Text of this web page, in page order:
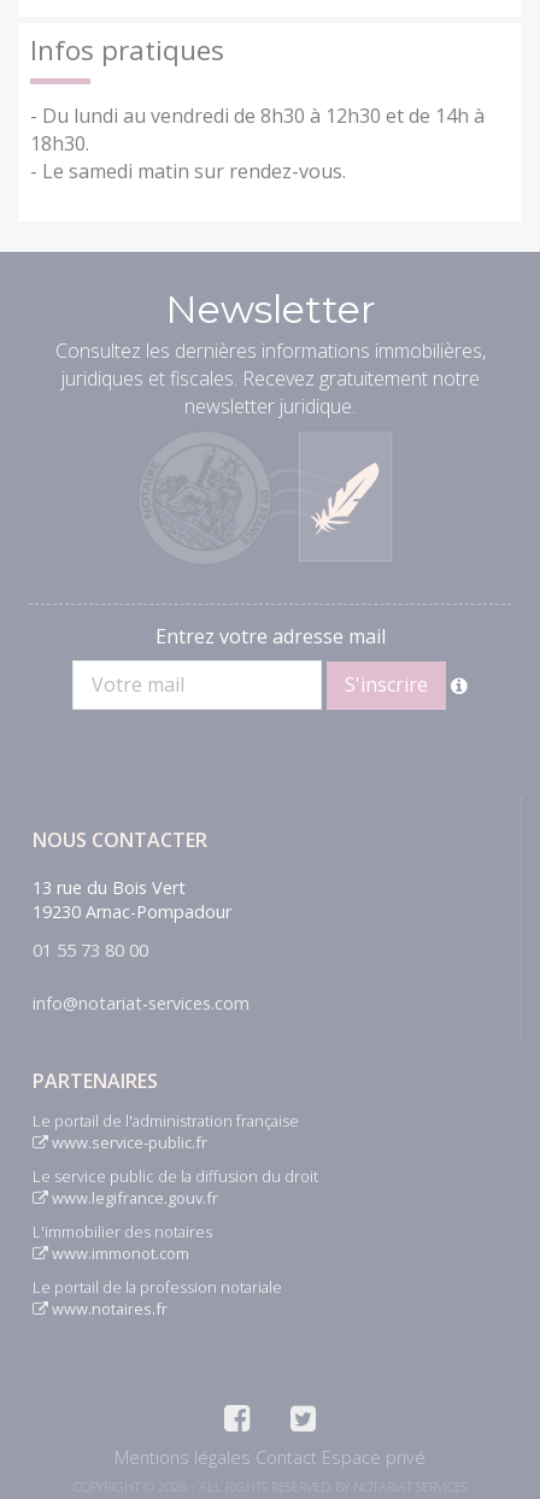
Infos pratiques
- Du lundi au vendredi de 8h30 à 12h30 et de 14h à
18h30.
- Le samedi matin sur rendez-vous.
Newsletter
Consultez les dernières informations immobilières,
juridiques et fiscales. Recevez gratuitement notre
newsletter juridique.
Entrez votre adresse mail
NOUS CONTACTER
13 rue du Bois Vert
19230 Arnac-Pompadour
01 55 73 80 00
info@notariat-services.com
PARTENAIRES
Le portail de l'administration française
www.service-public.fr
Le service public de la diffusion du droit
www.legifrance.gouv.fr
L'immobilier des notaires
www.immonot.com
Le portail de la profession notariale
www.notaires.fr
Mentions légales Contact Espace privé
COPYRIGHT © 2026 - ALL RIGHTS RESERVED BY NOTARIAT SERVICES